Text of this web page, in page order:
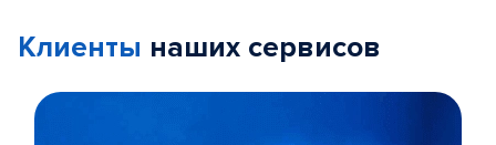
Клиенты наших сервисов